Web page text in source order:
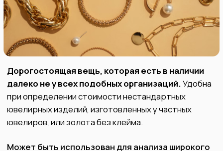
Как получитьмаксимальную
выплату за ювелирное
изделие?
Если ваши ювелирные изделия
выполнены в традиционном стиле, мы
предлагаем
прозрачность и честность при каждой
сделке.